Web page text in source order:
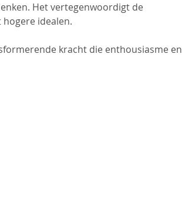
Het vertegenwoordigt de
idealen.
kracht die enthousiasme en